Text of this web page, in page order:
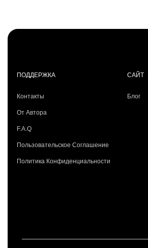
ПОДДЕРЖКА
Контакты
От Автора
F.A.Q
Пользовательское Соглашение
Политика Конфиденциальности
САЙТ
Блог